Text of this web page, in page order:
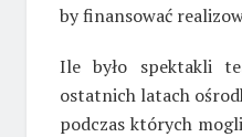
by finansować
Ile było spektakli
ostatnich latach
podczas których